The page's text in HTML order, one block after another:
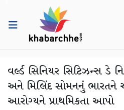
વર્લ્ડ સિનિયર સિટિઝન્સ ડે
અને મિલિંદ સોમનનું ભારતને
આરોગ્યને પ્રાથમિકતા આપો